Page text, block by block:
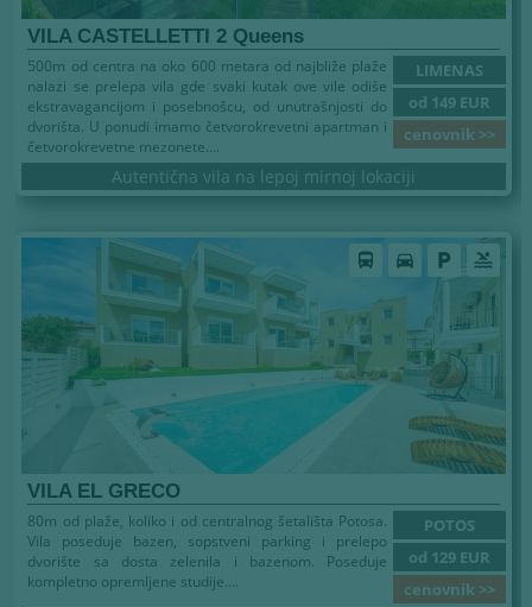
VILA CASTELLETTI 2 Queens
LIMENAS
od 149 EUR
cenovnik >>
500m od centra na oko 600 metara od najbliže plaže
nalazi se prelepa vila gde svaki kutak ove vile odiše
ekstravagancijom i posebnošcu, od unutrašnjosti do
dvorišta. U ponudi imamo četvorokrevetni apartman i
četvorokrevetne mezonete....
Autentična vila na lepoj mirnoj lokaciji
directions_bus directions_car local_parking pool
VILA EL GRECO
POTOS
od 129 EUR
cenovnik >>
80m od plaže, koliko i od centralnog šetališta Potosa.
Vila poseduje bazen, sopstveni parking i prelepo
dvorište sa dosta zelenila i bazenom. Poseduje
kompletno opremljene studije....